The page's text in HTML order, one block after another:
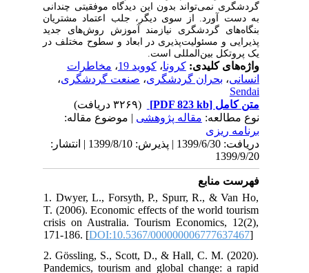
گردشگری نمی‌تواند بدون این دیدگاه موفقیتی چندانی
به دست آورد. از سوی دیگر، جلب اعتماد مشتریان
بنگاه‌های گردشگری نیازمند آموزش روش‌های جدید
پذیرایی و مسئولیت‌پذیری در ابعاد و سطوح مختلف در
یک پروتکل بین‌المللی است.
واژه‌های کلیدی:کرونا،کووید 19 ،مخاطرات
انسانی،بحران گردشگری،صنعت گردشگری،
Sendai
متن کامل[PDF 823 kb]
نوع مطالعه:مقاله پژوهشی| موضوع مقاله:
برنامه ریزی
دریافت: 1399/6/30 | پذیرش: 1399/8/10 | انتشار:
1399/9/20
فهرست منابع
1. Dwyer, L., Forsyth, P., Spurr, R., & Van Ho,
T. (2006). Economic effects of the world tourism
crisis on Australia. Tourism Economics, 12(2),
171-186. [DOI:10.5367/000000006777637467
2. Gössling, S., Scott, D., & Hall, C. M. (2020).
Pandemics, tourism and global change: a rapid